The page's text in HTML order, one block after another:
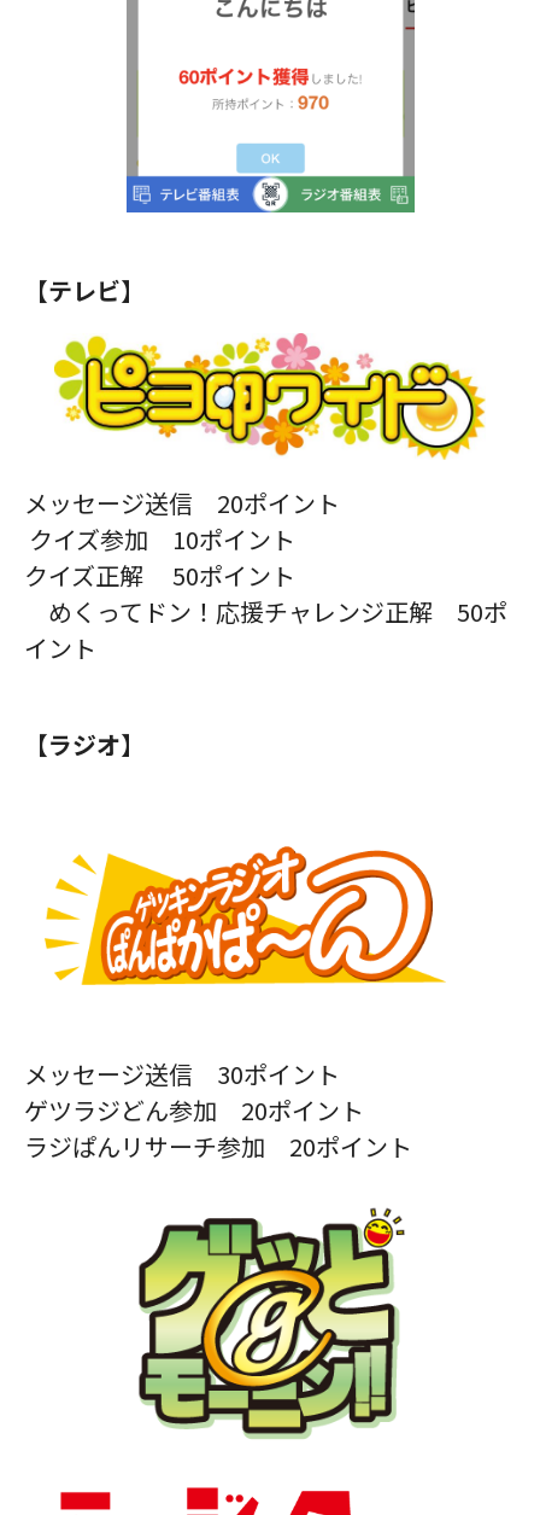
【テレビ】
メッセージ送信 20ポイント
クイズ参加 10ポイント
クイズ正解 50ポイント
めくってドン！応援チャレンジ正解 50ポ
イント
【ラジオ】
メッセージ送信 30ポイント
ゲツラジどん参加 20ポイント
ラジぱんリサーチ参加 20ポイント